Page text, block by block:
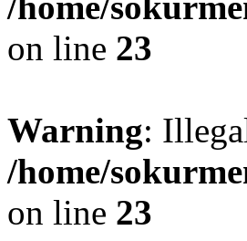
on line 23
Warning:
/home/
on line 23